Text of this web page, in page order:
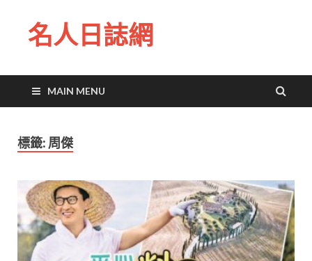
名人日誌網
MAIN MENU
標籤: 周傑